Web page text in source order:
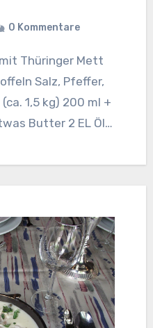
0 Kommentare
Salz, Pfeffer,
1,5 kg) 200 ml +
Butter 2 EL Öl…